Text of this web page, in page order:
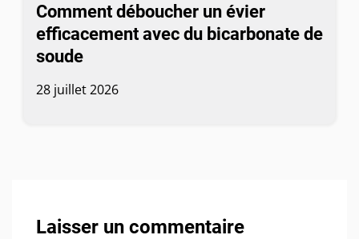
Comment déboucher un évier
efficacement avec du bicarbonate de
soude
28 juillet 2026
Laisser un commentaire